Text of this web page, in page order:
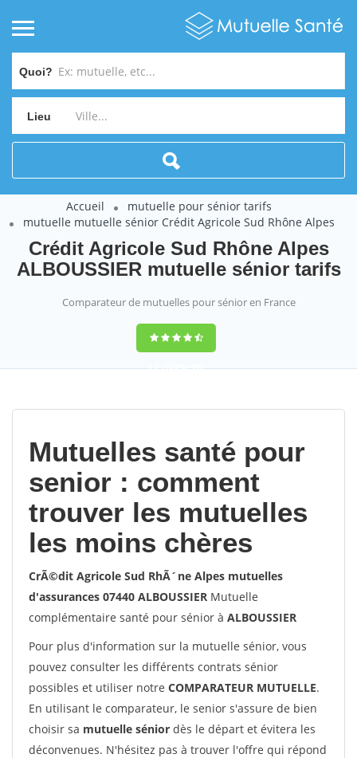
Quoi?
Lieu
Accueil
mutuelle pour sénior tarifs
mutuelle mutuelle sénior Crédit Agricole Sud Rhône Alpes
Crédit Agricole Sud Rhône Alpes
ALBOUSSIER mutuelle sénior tarifs
Comparateur de mutuelles pour sénior en France
9,2(100%)452
Mutuelles santé pour
senior : comment
trouver les mutuelles
les moins chères
CrÃ©dit Agricole Sud RhÃ´ne Alpes mutuelles
d'assurances 07440 ALBOUSSIER Mutuelle
complémentaire santé pour sénior à ALBOUSSIER
Pour plus d'information sur la mutuelle sénior, vous
pouvez consulter les différents contrats sénior
possibles et utiliser notre COMPARATEUR MUTUELLE.
En utilisant le comparateur, le senior s'assure de bien
choisir sa mutuelle sénior dès le départ et évitera les
déconvenues. N'hésitez pas à trouver l'offre qui répond